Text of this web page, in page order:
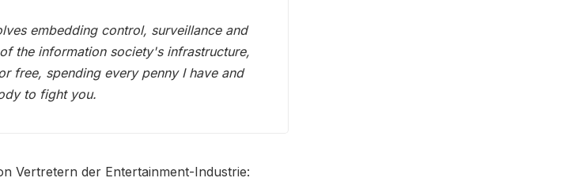
embedding control, surveillance and
the information society's infrastructure,
free, spending every penny I have and
to fight you.
Vertretern der Entertainment-Industrie: